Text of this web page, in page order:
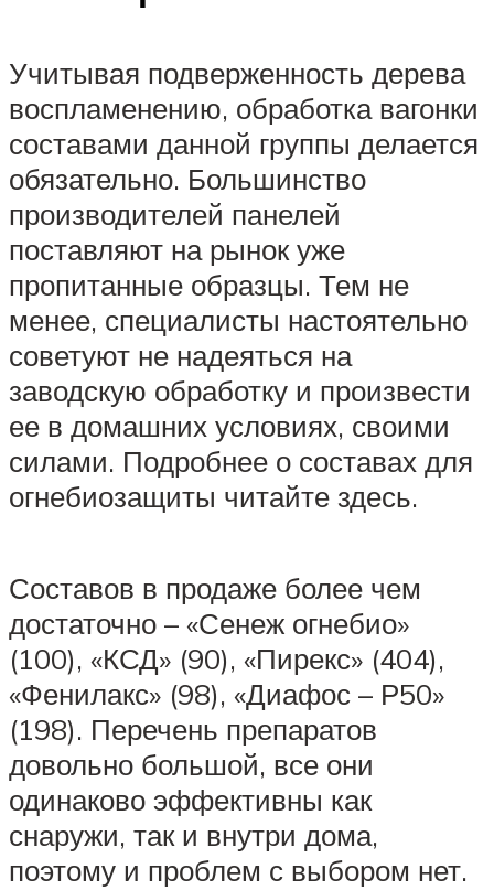
Учитывая подверженность дерева
воспламенению, обработка вагонки
составами данной группы делается
обязательно. Большинство
производителей панелей
поставляют на рынок уже
пропитанные образцы. Тем не
менее, специалисты настоятельно
советуют не надеяться на
заводскую обработку и произвести
ее в домашних условиях, своими
силами. Подробнее о составах для
огнебиозащиты читайте здесь.
Составов в продаже более чем
достаточно – «Сенеж огнебио»
(100), «КСД» (90), «Пирекс» (404),
«Фенилакс» (98), «Диафос – Р50»
(198). Перечень препаратов
довольно большой, все они
одинаково эффективны как
снаружи, так и внутри дома,
поэтому и проблем с выбором нет.